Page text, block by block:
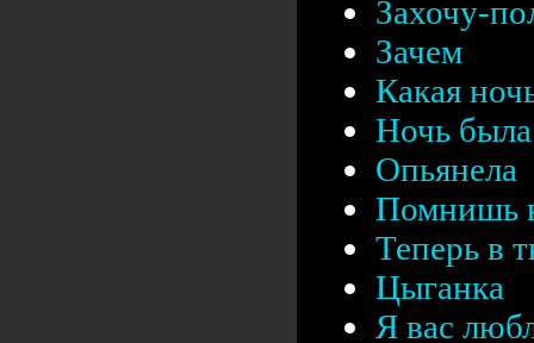
Захочу-
Зачем
Какая
Ночь была
Опьянела
Помнишь
Теперь в
Цыганка
Я вас